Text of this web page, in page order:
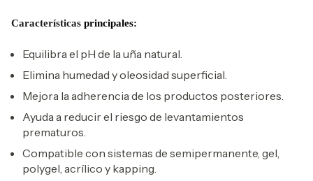
Características principales:
Equilibra el pH de la uña natural.
Elimina humedad y oleosidad superficial.
Mejora la adherencia de los productos posteriores.
Ayuda a reducir el riesgo de levantamientos
prematuros.
Compatible con sistemas de semipermanente, gel,
polygel, acrílico y kapping.